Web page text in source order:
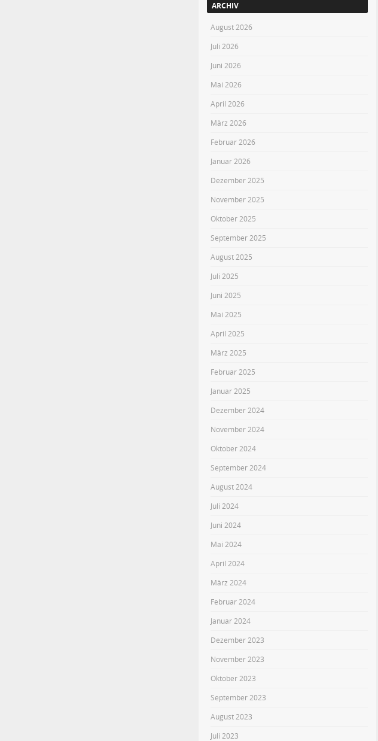
ARCHIV
August 2026
Juli 2026
Juni 2026
Mai 2026
April 2026
März 2026
Februar 2026
Januar 2026
Dezember 2025
November 2025
Oktober 2025
September 2025
August 2025
Juli 2025
Juni 2025
Mai 2025
April 2025
März 2025
Februar 2025
Januar 2025
Dezember 2024
November 2024
Oktober 2024
September 2024
August 2024
Juli 2024
Juni 2024
Mai 2024
April 2024
März 2024
Februar 2024
Januar 2024
Dezember 2023
November 2023
Oktober 2023
September 2023
August 2023
Juli 2023